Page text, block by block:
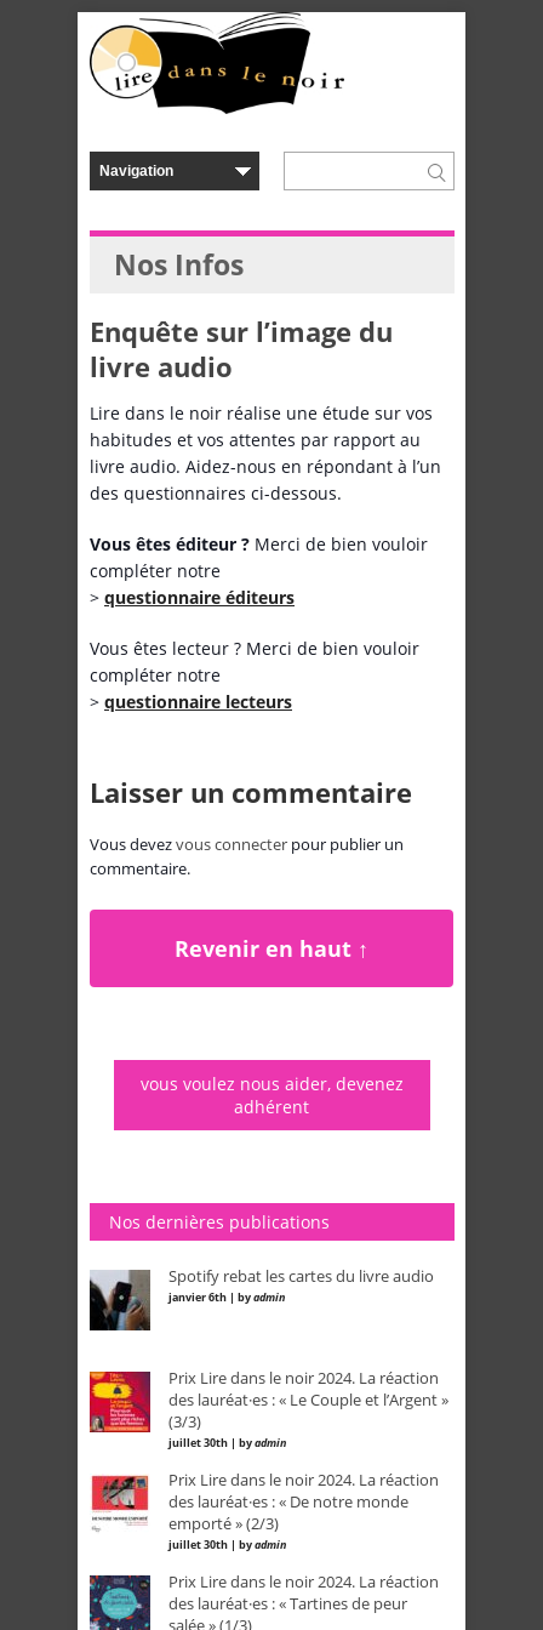
Nos Infos
Enquête sur l’image du
livre audio
Lire dans le noir réalise une étude sur vos
habitudes et vos attentes par rapport au
livre audio. Aidez-nous en répondant à l’un
des questionnaires ci-dessous.
Vous êtes éditeur ? Merci de bien vouloir
compléter notre
> questionnaire éditeurs
Vous êtes lecteur ? Merci de bien vouloir
compléter notre
> questionnaire lecteurs
Laisser un commentaire
Vous devezvous connecter pour publier un
commentaire.
Revenir en haut ↑
vous voulez nous aider, devenez
adhérent
Nos dernières publications
Spotify rebat les cartes du livre audio
janvier 6th | byadmin
Prix Lire dans le noir 2024. La réaction
des lauréat·es : « Le Couple et l’Argent »
(3/3)
juillet 30th | byadmin
Prix Lire dans le noir 2024. La réaction
des lauréat·es : « De notre monde
emporté » (2/3)
juillet 30th | byadmin
Prix Lire dans le noir 2024. La réaction
des lauréat·es : « Tartines de peur
salée » (1/3)